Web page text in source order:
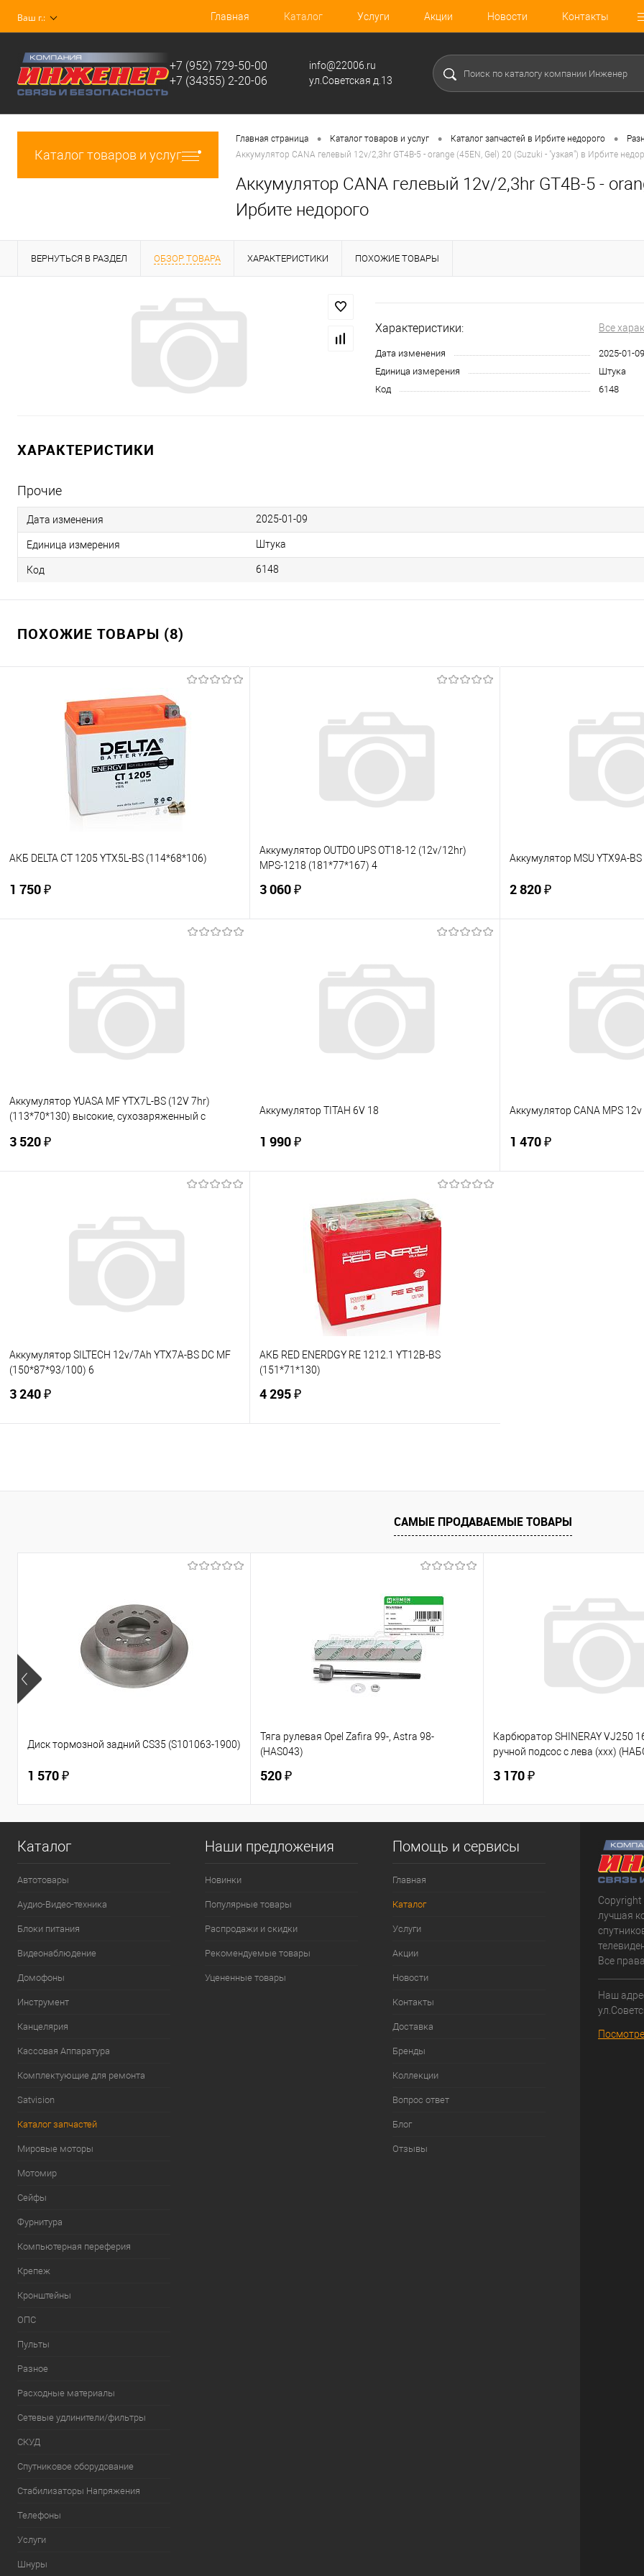
Ваш г.: Главная Каталог Услуги Акции Новости Контакты
+7 (952) 729-50-00
+7 (34355) 2-20-06
info@22006.ru
ул.Советская д.13
Каталог товаров и услуг
Главная страница • Каталог товаров и услуг • Каталог запчастей в Ирбите недорого •
Аккумулятор CANA гелевый 12v/2,3hr GT4B-5 - orange (45EN, Gel) 20 (Suzuki - "узкая") в Ирбите
Аккумулятор CANA гелевый 12v/2,3hr GT4B-5 -
Ирбите недорого
ВЕРНУТЬСЯ В РАЗДЕЛ ОБЗОР ТОВАРА ХАРАКТЕРИСТИКИ ПОХОЖИЕ ТОВАРЫ
Характеристики: Все
Дата изменения
2025-01-09
Единица измерения
Штука
Код
6148
ХАРАКТЕРИСТИКИ
Прочие
Дата изменения 2025-01-09
Единица измерения Штука
Код 6148
ПОХОЖИЕ ТОВАРЫ (8)
АКБ DELTA CT 1205 YTX5L-BS (114*68*106)
1 750 ₽
Купить в 1 клик
К сравнению
Под заказ
Аккумулятор OUTDO UPS OT18-12 (12v/12hr)
MPS-1218 (181*77*167) 4
3 060 ₽
Купить в 1 клик
К сравнению
Под заказ
Аккумулятор MSU YTX9А-
2 820 ₽
Купить в 1 клик
Аккумулятор YUASA MF YTX7L-BS (12V 7hr)
(113*70*130) высокие, сухозаряженный с
3 520 ₽
Купить в 1 клик
К сравнению
В наличии
Аккумулятор TITAH 6V 18
1 990 ₽
В корзину
Купить в 1 клик
К сравнению
В избранное
Под заказ
Аккумулятор CANA MPS
1 470 ₽
Аккумулятор SILTECH 12v/7Ah YTX7A-BS DC MF
(150*87*93/100) 6
3 240 ₽
Купить в 1 клик
К сравнению
АКБ RED ENERDGY RE 1212.1 YT12B-BS
(151*71*130)
4 295 ₽
Купить в 1 клик
К сравнению
Под заказ
САМЫЕ ПРОДАВАЕМЫЕ ТОВАРЫ
Диск тормозной задний CS35 (S101063-1900)
1 570 ₽
Тяга рулевая Opel Zafira 99-, Astra 98-
(HAS043)
520 ₽
Карбюратор SHINERAY VJ250
ручной подсос с лева (ххх)
3 170 ₽
Каталог
Автотовары
Аудио-Видео-техника
Блоки питания
Видеонаблюдение
Домофоны
Инструмент
Канцелярия
Кассовая Аппаратура
Комплектующие для ремонта
Satvision
Каталог запчастей
Мировые моторы
Мотомир
Сейфы
Фурнитура
Компьютерная переферия
Крепеж
Кронштейны
ОПС
Пульты
Разное
Расходные материалы
Сетевые удлинители/фильтры
СКУД
Спутниковое оборудование
Стабилизаторы Напряжения
Телефоны
Услуги
Шнуры
Наши предложения
Новинки
Популярные товары
Распродажи и скидки
Рекомендуемые товары
Уцененные товары
Помощь и сервисы
Главная
Каталог
Услуги
Акции
Новости
Контакты
Доставка
Бренды
Коллекции
Вопрос ответ
Блог
Отзывы
лучшая
Все
Наш